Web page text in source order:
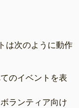
は次のように動作
のイベントを表
ランティア向け